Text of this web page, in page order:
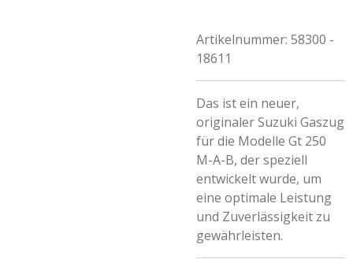
Artikelnummer: 58300 -
18611
Das ist ein neuer,
originaler Suzuki Gaszug
für die Modelle Gt 250
M-A-B, der speziell
entwickelt wurde, um
eine optimale Leistung
und Zuverlässigkeit zu
gewährleisten.